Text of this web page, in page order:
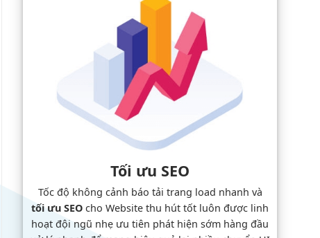
Tối ưu SEO
Tốc độ không cảnh báo tải trang load nhanh và
tối ưu SEO cho Websitethu hút tốt luôn được linh
hoạt đội ngũ nhẹ ưu tiên phát hiện sớm hàng đầu